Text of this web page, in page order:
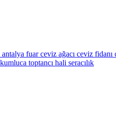
antalya fuarceviz ağacı ceviz fidanı
kumluca toptancı hali seracılık